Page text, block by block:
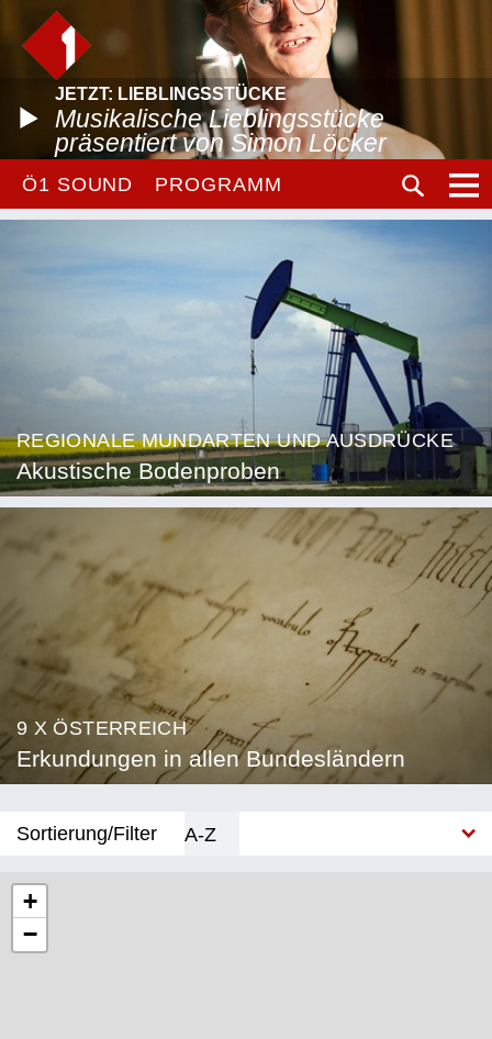
JETZT: LIEBLINGSSTÜCKE
Musikalische Lieblingsstücke
präsentiert von Simon Löcker
Ö1 SOUND PROGRAMM
REGIONALE MUNDARTEN UND AUSDRÜCKE
Akustische Bodenproben
9 X ÖSTERREICH
Erkundungen in allen Bundesländern
Sortierung/Filter
A-Z
+
−